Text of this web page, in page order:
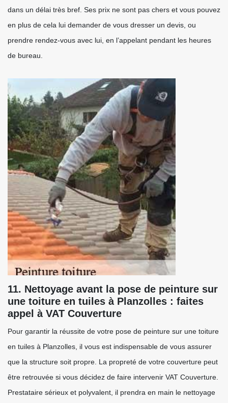
dans un délai très bref. Ses prix ne sont pas chers et vous pouvez
en plus de cela lui demander de vous dresser un devis, ou
prendre rendez-vous avec lui, en l’appelant pendant les heures
de bureau.
11. Nettoyage avant la pose de peinture sur
une toiture en tuiles à Planzolles : faites
appel à VAT Couverture
Pour garantir la réussite de votre pose de peinture sur une toiture
en tuiles à Planzolles, il vous est indispensable de vous assurer
que la structure soit propre. La propreté de votre couverture peut
être retrouvée si vous décidez de faire intervenir VAT Couverture.
Prestataire sérieux et polyvalent, il prendra en main le nettoyage